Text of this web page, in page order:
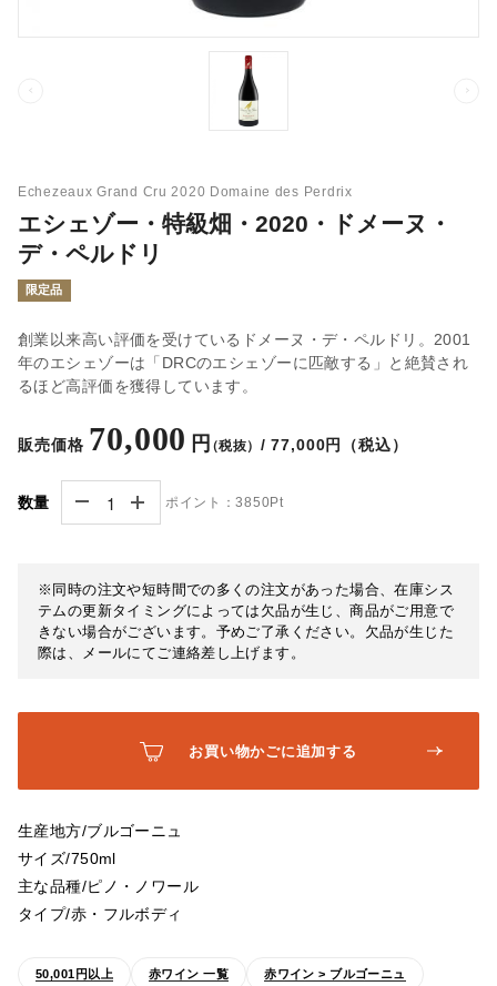
Echezeaux Grand Cru 2020 Domaine des Perdrix
エシェゾー・特級畑・2020・ドメーヌ・
デ・ペルドリ
限定品
創業以来高い評価を受けているドメーヌ・デ・ペルドリ。2001
年のエシェゾーは「DRCのエシェゾーに匹敵する」と絶賛され
るほど高評価を獲得しています。
販売価格 70,000 円（税抜） / 77,000円（税込）
数量 ポイント：3850Pt
※同時の注文や短時間での多くの注文があった場合、在庫シス
テムの更新タイミングによっては欠品が生じ、商品がご用意で
きない場合がございます。予めご了承ください。欠品が生じた
際は、メールにてご連絡差し上げます。
お買い物かごに追加する
生産地方/ブルゴーニュ
サイズ/750ml
主な品種/ピノ・ノワール
タイプ/赤・フルボディ
50,001円以上 赤ワイン 一覧 赤ワイン > ブルゴーニュ